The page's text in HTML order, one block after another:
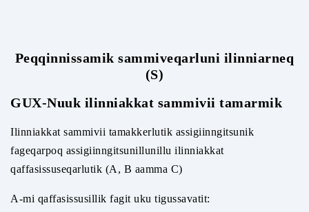
Peqqinnissamik sammiveqarluni ilinniarneq
(S)
GUX-Nuuk ilinniakkat sammivii tamarmik
Ilinniakkat sammivii tamakkerlutik assigiinngitsunik
fageqarpoq assigiinngitsunillunillu ilinniakkat
qaffasissuseqarlutik (A, B aamma C)
A-mi qaffasissusillik fagit uku tigussavatit: